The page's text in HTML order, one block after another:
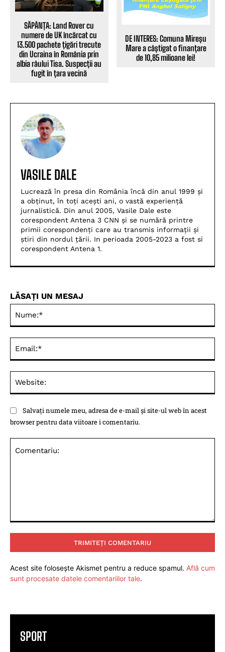
SĂPÂNȚA: Land Rover cu
numere de UK încărcat cu
13.500 pachete țigări trecute
din Ucraina în România prin
albia râului Tisa. Suspecții au
fugit în țara vecină
DE INTERES: Comuna Mireșu
Mare a câștigat o finanțare
de 10,85 milioane lei!
VASILE DALE
Lucrează în presa din România încă din anul 1999 și
a obținut, în toți acești ani, o vastă experiență
jurnalistică. Din anul 2005, Vasile Dale este
corespondent Antena 3 CNN și se numără printre
primii corespondenți care au transmis informații și
știri din nordul țării. In perioada 2005-2023 a fost si
corespondent Antena 1.
LĂSAȚI UN MESAJ
Salvați numele meu, adresa de e-mail și site-ul web în acest
browser pentru data viitoare i comentariu.
Acest site folosește Akismet pentru a reduce spamul. Află cum
sunt procesate datele comentariilor tale.
SPORT